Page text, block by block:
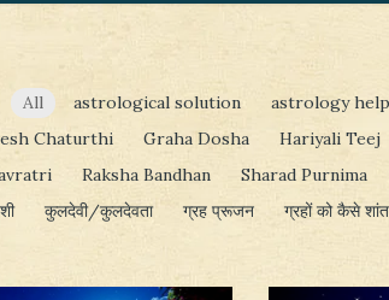
All astrological solution astrology help
Chaturthi
Graha Dosha Hariyali Teej
Raksha Bandhan Sharad Purnima
कुलदेवी/कुलदेवता ग्रह प्रूजन ग्रहों को कैसे